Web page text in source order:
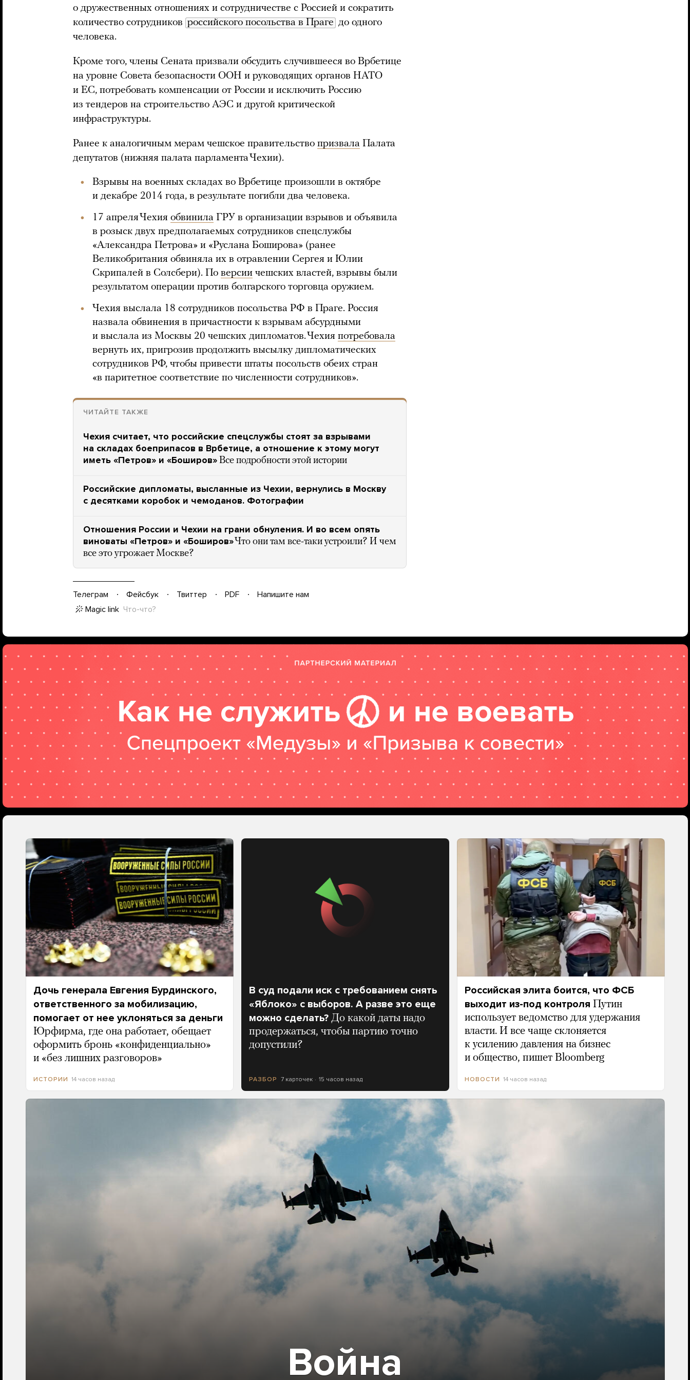
о дружественных отношениях и сотрудничестве с Россией и сократить
количество сотрудников российского посольства в Праге до одного
человека.
Кроме того, члены Сената призвали обсудить случившееся во Врбетице
на уровне Совета безопасности ООН и руководящих органов НАТО
и ЕС, потребовать компенсации от России и исключить Россию
из тендеров на строительство АЭС и другой критической
инфраструктуры.
Ранее к аналогичным мерам чешское правительство призвала Палата
депутатов (нижняя палата парламента Чехии).
Взрывы на военных складах во Врбетице произошли в октябре
и декабре 2014 года, в результате погибли два человека.
17 апреля Чехия обвинила ГРУ в организации взрывов и объявила
в розыск двух предполагаемых сотрудников спецслужбы
«Александра Петрова» и «Руслана Боширова» (ранее
Великобритания обвиняла их в отравлении Сергея и Юлии
Скрипалей в Солсбери). По версии чешских властей, взрывы были
результатом операции против болгарского торговца оружием.
Чехия выслала 18 сотрудников посольства РФ в Праге. Россия
назвала обвинения в причастности к взрывам абсурдными
и выслала из Москвы 20 чешских дипломатов. Чехия потребовала
вернуть их, пригрозив продолжить высылку дипломатических
сотрудников РФ, чтобы привести штаты посольств обеих стран
«в паритетное соответствие по численности сотрудников».
ЧИТАЙТЕ ТАКЖЕ
Чехия считает, что российские спецслужбы стоят за взрывами
на складах боеприпасов в Врбетице, а отношение к этому могут
иметь «Петров» и «Боширов» Все подробности этой истории
Российские дипломаты, высланные из Чехии, вернулись в Москву
с десятками коробок и чемоданов. Фотографии
Отношения России и Чехии на грани обнуления. И во всем опять
виноваты «Петров» и «Боширов»Что они там все-таки устроили? И чем
все это угрожает Москве?
Телеграм Фейсбук Твиттер PDF
Напишите нам
Magic link Что-что?
Дочь генерала Евгения Бурдинского,
ответственного за мобилизацию,
помогает от нее уклоняться за деньги
Юрфирма, где она работает, обещает
оформить бронь «конфиденциально»
и «без лишних разговоров»
ИСТОРИИ 14 часов назад
В суд подали иск с требованием снять
«Яблоко» с выборов. А разве это еще
можно сделать? До какой даты надо
продержаться, чтобы партию точно
допустили?
РАЗБОР 7 карточек 15 часов назад
Российская элита боится, что ФСБ
выходит из-под контроля Путин
использует ведомство для удержания
власти. И все чаще склоняется
к усилению давления на бизнес
и общество, пишет Bloomberg
НОВОСТИ 14 часов назад
Война